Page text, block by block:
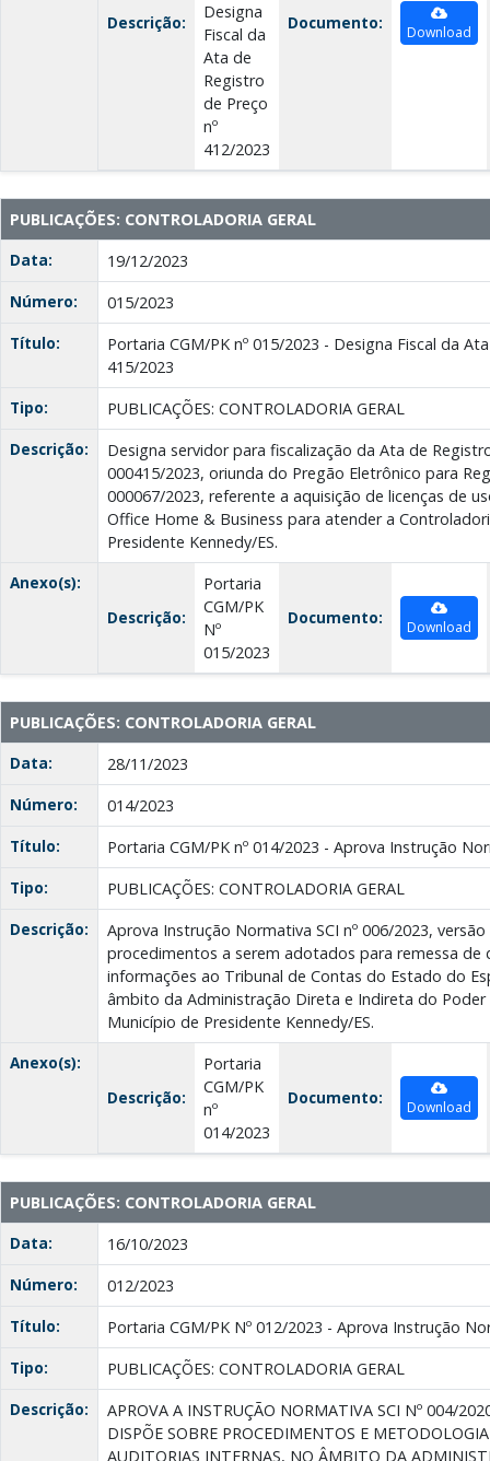
Descrição:
Designa
Fiscal da
Ata de
Registro
de Preço
nº
412/2023
Documento: Download
PUBLICAÇÕES: CONTROLADORIA GERAL
Data:
19/12/2023
Número:
015/2023
Título:
Portaria CGM/PK nº 015/2023 - Designa Fiscal da
415/2023
Tipo:
PUBLICAÇÕES: CONTROLADORIA GERAL
Descrição:
Designa servidor para fiscalização da Ata de
000415/2023, oriunda do Pregão Eletrônico para
000067/2023, referente a aquisição de licenças de
Office Home & Business para atender a
Presidente Kennedy/ES.
Anexo(s):
Descrição:
Portaria
CGM/PK
Nº
015/2023
Documento: Download
PUBLICAÇÕES: CONTROLADORIA GERAL
Data:
28/11/2023
Número:
014/2023
Título:
Portaria CGM/PK nº 014/2023 - Aprova Instrução
Tipo:
PUBLICAÇÕES: CONTROLADORIA GERAL
Descrição:
Aprova Instrução Normativa SCI nº 006/2023,
procedimentos a serem adotados para remessa de
informações ao Tribunal de Contas do Estado do
âmbito da Administração Direta e Indireta do
Município de Presidente Kennedy/ES.
Anexo(s):
Descrição:
Portaria
CGM/PK
nº
014/2023
Documento: Download
PUBLICAÇÕES: CONTROLADORIA GERAL
Data:
16/10/2023
Número:
012/2023
Título:
Portaria CGM/PK Nº 012/2023 - Aprova Instrução
Tipo:
PUBLICAÇÕES: CONTROLADORIA GERAL
Descrição:
APROVA A INSTRUÇÃO NORMATIVA SCI Nº 004/
DISPÕE SOBRE PROCEDIMENTOS E
AUDITORIAS INTERNAS, NO ÂMBITO DA